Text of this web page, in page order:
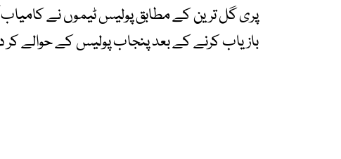
پری گل ترین کے مطابق پولیس ٹیموں نے
بازیاب کرنے کے بعد پنجاب پولیس کے حوالے کر